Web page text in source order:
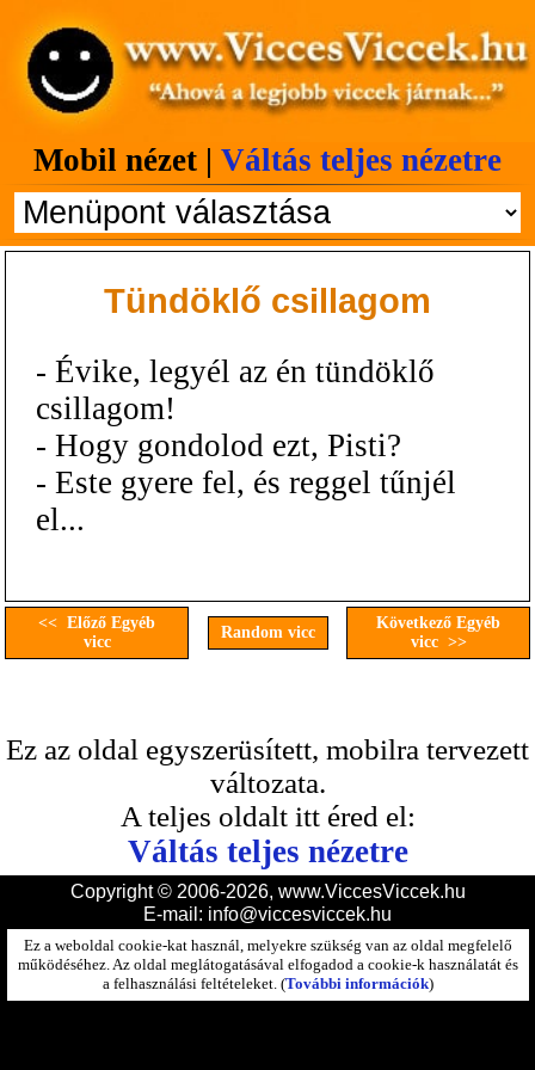
Mobil nézet | Váltás teljes nézetre
Tündöklő csillagom
- Évike, legyél az én tündöklő
csillagom!
- Hogy gondolod ezt, Pisti?
- Este gyere fel, és reggel tűnjél
el...
<< Előző Egyéb
vicc
Random vicc
Következő Egyéb
vicc >>
Ez az oldal egyszerüsített, mobilra tervezett
változata.
A teljes oldalt itt éred el:
Váltás teljes nézetre
Copyright © 2006-2026, www.ViccesViccek.hu
E-mail: info@viccesviccek.hu
Ez a weboldal cookie-kat használ, melyekre szükség van az oldal megfelelő
működéséhez. Az oldal meglátogatásával elfogadod a cookie-k használatát és
a felhasználási feltételeket. (További információk)